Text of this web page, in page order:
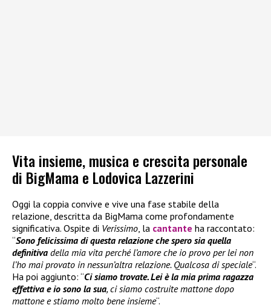
Vita insieme, musica e crescita personale
di BigMama e Lodovica Lazzerini
Oggi la coppia convive e vive una fase stabile della
relazione, descritta da BigMama come profondamente
significativa. Ospite di Verissimo, la cantante ha raccontato:
“Sono felicissima di questa relazione che spero sia quella
definitiva della mia vita perché l’amore che io provo per lei non
l’ho mai provato in nessun’altra relazione. Qualcosa di speciale“.
Ha poi aggiunto: “Ci siamo trovate. Lei è la mia prima ragazza
effettiva e io sono la sua, ci siamo costruite mattone dopo
mattone e stiamo molto bene insieme“.